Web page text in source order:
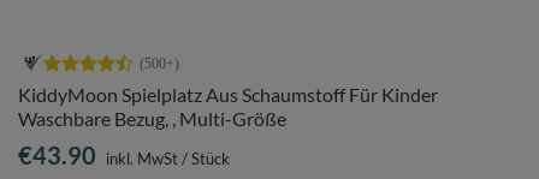
KiddyMoon Spielplatz Aus Schaumstoff Für Kinder
Waschbare Bezug, , Multi-Größe
€43.90 inkl. MwSt/Stück